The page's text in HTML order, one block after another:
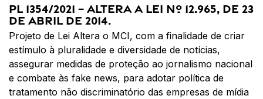
PL 1354/2021 – Altera a Lei nº 12.965, de 23
de abril de 2014.
Projeto de Lei Altera o MCI, com a finalidade de criar
estímulo à pluralidade e diversidade de notícias,
assegurar medidas de proteção ao jornalismo nacional
e combate às fake news, para adotar política de
tratamento não discriminatório das empresas de mídia